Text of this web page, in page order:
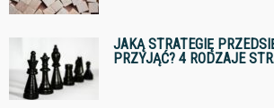
JAKĄ STRATEGIĘ
PRZYJĄĆ? 4 RODZAJE